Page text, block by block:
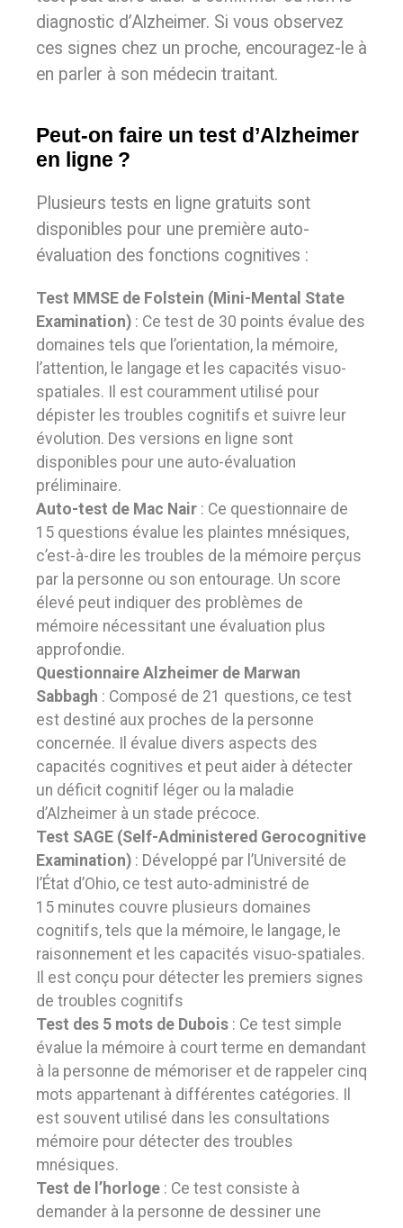
diagnostic d’Alzheimer. Si vous observez
ces signes chez un proche, encouragez-le à
en parler à son médecin traitant.
Peut-on faire un test d’Alzheimer
en ligne ?
Plusieurs tests en ligne gratuits sont
disponibles pour une première auto-
évaluation des fonctions cognitives :
Test MMSE de Folstein (Mini-Mental State
Examination) : Ce test de 30 points évalue des
domaines tels que l’orientation, la mémoire,
l’attention, le langage et les capacités visuo-
spatiales. Il est couramment utilisé pour
dépister les troubles cognitifs et suivre leur
évolution. Des versions en ligne sont
disponibles pour une auto-évaluation
préliminaire.
Auto-test de Mac Nair : Ce questionnaire de
15 questions évalue les plaintes mnésiques,
c’est-à-dire les troubles de la mémoire perçus
par la personne ou son entourage. Un score
élevé peut indiquer des problèmes de
mémoire nécessitant une évaluation plus
approfondie.
Questionnaire Alzheimer de Marwan
Sabbagh : Composé de 21 questions, ce test
est destiné aux proches de la personne
concernée. Il évalue divers aspects des
capacités cognitives et peut aider à détecter
un déficit cognitif léger ou la maladie
d’Alzheimer à un stade précoce.
Test SAGE (Self-Administered Gerocognitive
Examination) : Développé par l’Université de
l’État d’Ohio, ce test auto-administré de
15 minutes couvre plusieurs domaines
cognitifs, tels que la mémoire, le langage, le
raisonnement et les capacités visuo-spatiales.
Il est conçu pour détecter les premiers signes
de troubles cognitifs
Test des 5 mots de Dubois : Ce test simple
évalue la mémoire à court terme en demandant
à la personne de mémoriser et de rappeler cinq
mots appartenant à différentes catégories. Il
est souvent utilisé dans les consultations
mémoire pour détecter des troubles
mnésiques.
Test de l’horloge : Ce test consiste à
demander à la personne de dessiner une